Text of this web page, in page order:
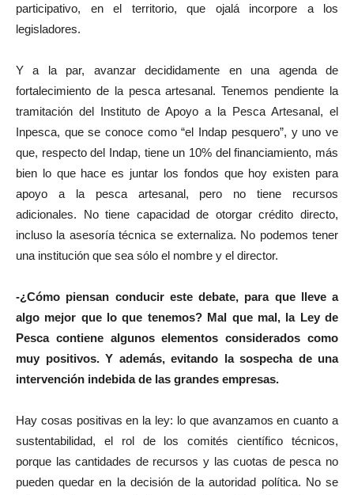
participativo, en el territorio, que ojalá incorpore a los
legisladores.
Y a la par, avanzar decididamente en una agenda de
fortalecimiento de la pesca artesanal. Tenemos pendiente la
tramitación del Instituto de Apoyo a la Pesca Artesanal, el
Inpesca, que se conoce como “el Indap pesquero”, y uno ve
que, respecto del Indap, tiene un 10% del financiamiento, más
bien lo que hace es juntar los fondos que hoy existen para
apoyo a la pesca artesanal, pero no tiene recursos
adicionales. No tiene capacidad de otorgar crédito directo,
incluso la asesoría técnica se externaliza. No podemos tener
una institución que sea sólo el nombre y el director.
-¿Cómo piensan conducir este debate, para que lleve a
algo mejor que lo que tenemos? Mal que mal, la Ley de
Pesca contiene algunos elementos considerados como
muy positivos. Y además, evitando la sospecha de una
intervención indebida de las grandes empresas.
Hay cosas positivas en la ley: lo que avanzamos en cuanto a
sustentabilidad, el rol de los comités científico técnicos,
porque las cantidades de recursos y las cuotas de pesca no
pueden quedar en la decisión de la autoridad política. No se